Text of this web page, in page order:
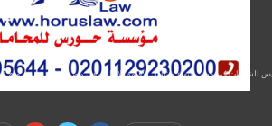
الشركات في مصر , إنهاء مشاكل الاقامه للاجانب في مصر ,توثيق عقود